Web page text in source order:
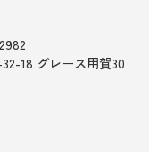
18 グレース用賀30